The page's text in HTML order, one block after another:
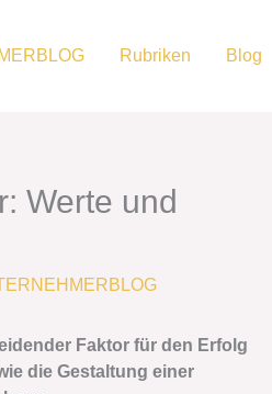
Rubriken Blog
Werte und
Faktor für den Erfolg
die Gestaltung einer